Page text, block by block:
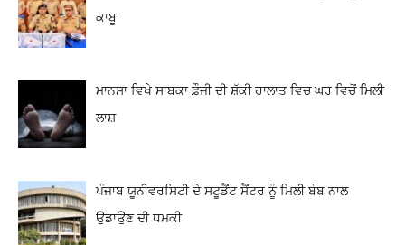
ਕਾਬੂ
ਮਾਨਸਾ ਵਿਖੇ ਸਾਬਕਾ ਫ਼ੌਜੀ ਦੀ ਸ਼ੱਕੀ ਹਾਲਾਤ ਵਿਚ ਘਰ ਵਿਚੋਂ ਮਿਲੀ
ਲਾਸ਼
ਪੰਜਾਬ ਯੂਨੀਵਰਸਿਟੀ ਦੇ ਸਟੂਡੈਂਟ ਸੈਂਟਰ ਨੂੰ ਮਿਲੀ ਬੰਬ ਨਾਲ
ਉਡਾਉਣ ਦੀ ਧਮਕੀ